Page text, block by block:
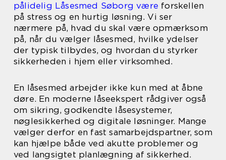
pålidelig Låsesmed Søborg være forskellen
på stress og en hurtig løsning. Vi ser
nærmere på, hvad du skal være opmærksom
på, når du vælger låsesmed, hvilke ydelser
der typisk tilbydes, og hvordan du styrker
sikkerheden i hjem eller virksomhed.
En låsesmed arbejder ikke kun med at åbne
døre. En moderne låseekspert rådgiver også
om sikring, godkendte låsesystemer,
nøglesikkerhed og digitale løsninger. Mange
vælger derfor en fast samarbejdspartner, som
kan hjælpe både ved akutte problemer og
ved langsigtet planlægning af sikkerhed.